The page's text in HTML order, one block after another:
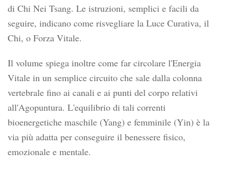
di Chi Nei Tsang. Le istruzioni, semplici e facili da
seguire, indicano come risvegliare la Luce Curativa, il
Chi, o Forza Vitale.
Il volume spiega inoltre come far circolare l'Energia
Vitale in un semplice circuito che sale dalla colonna
vertebrale fino ai canali e ai punti del corpo relativi
all'Agopuntura. L'equilibrio di tali correnti
bioenergetiche maschile (Yang) e femminile (Yin) è la
via più adatta per conseguire il benessere fisico,
emozionale e mentale.